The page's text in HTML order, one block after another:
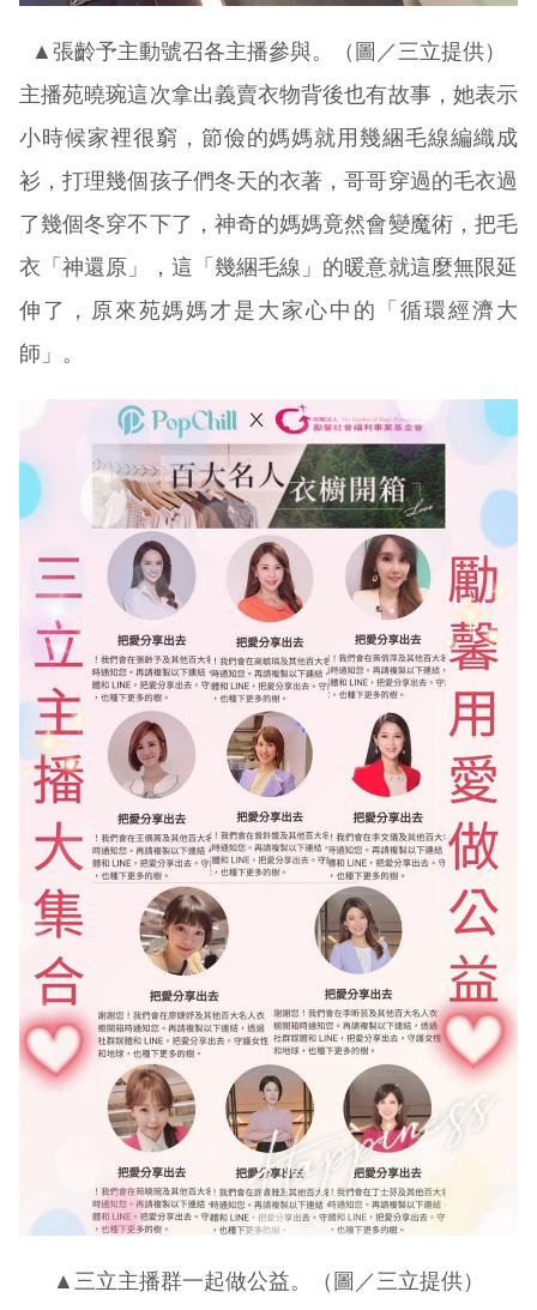
▲張齡予主動號召各主播參與。（圖／三立提供）
主播苑曉琬這次拿出義賣衣物背後也有故事，她表示
小時候家裡很窮，節儉的媽媽就用幾綑毛線編織成
衫，打理幾個孩子們冬天的衣著，哥哥穿過的毛衣過
了幾個冬穿不下了，神奇的媽媽竟然會變魔術，把毛
衣「神還原」，這「幾綑毛線」的暖意就這麼無限延
伸了，原來苑媽媽才是大家心中的「循環經濟大
師」。
▲三立主播群一起做公益。（圖／三立提供）